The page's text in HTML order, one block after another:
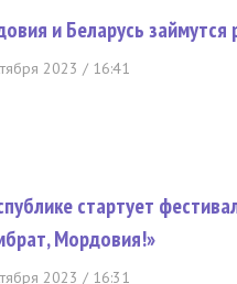
и Беларусь
2023 / 16:41
стартует
Мордовия!»
2023 / 16:31